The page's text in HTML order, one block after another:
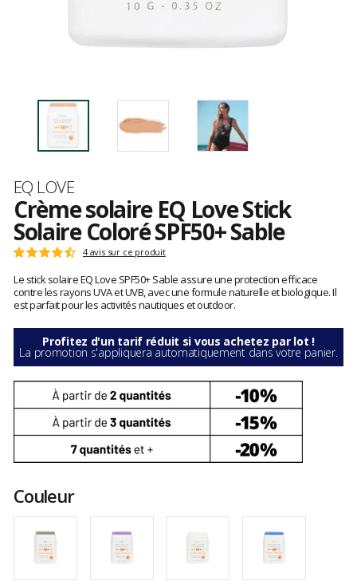
Marque
EQ LOVE
Crème solaire EQ Love Stick
Solaire Coloré SPF50+ Sable
Les
clients
Note
:
4.7
sur
4 avis sur ce produit
Le stick solaire EQ Love SPF50+ Sable assure une protection efficace
contre les rayons UVA et UVB, avec une formule naturelle et biologique. Il
est parfait pour les activités nautiques et outdoor.
Profitez d'un tarif réduit si vous achetez par lot !
La promotion s'appliquera automatiquement dans votre panier.
Couleur